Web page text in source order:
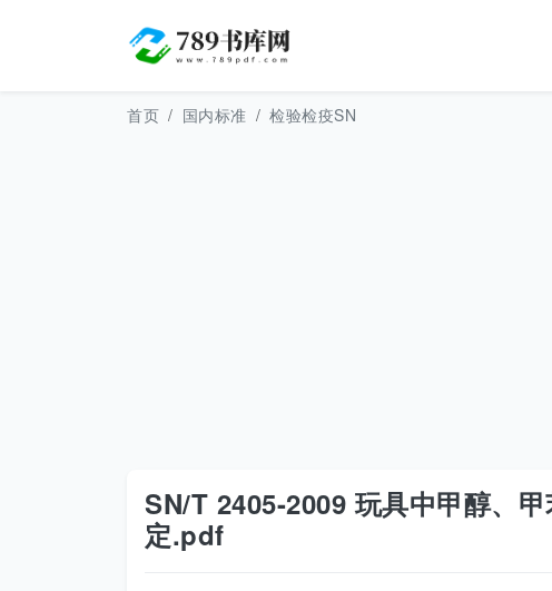
首页 国内标准 检验检疫SN
SN/T 2405-2009 玩具中甲醇、
定.pdf